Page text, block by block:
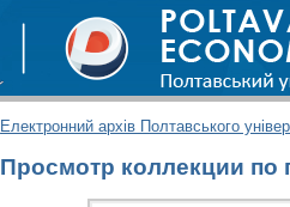
Електронний архів Полтавського
Просмотр коллекции по